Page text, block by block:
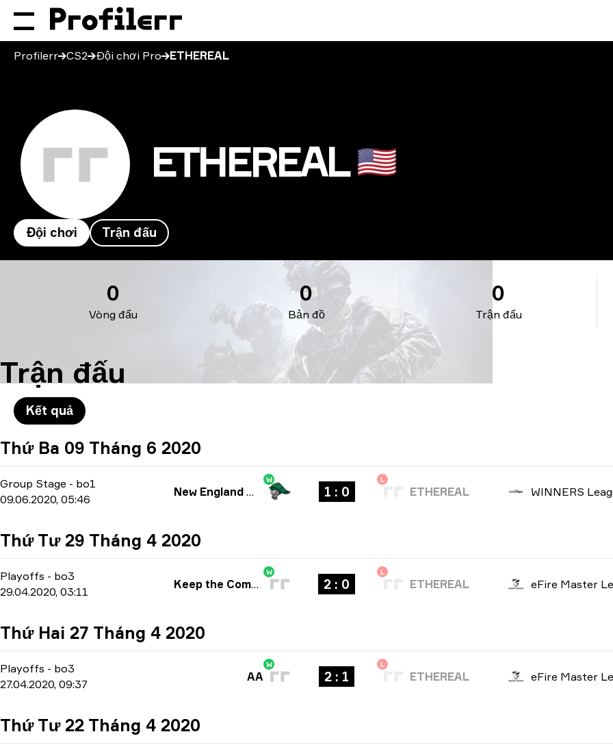
Profilerr CS2 Đội chơi Pro ETHEREAL
ETHEREAL 🇺🇸
Đội chơi Trận đấu
Vòng đấu
0
Bản đồ
0
Trận đấu
0
Trận đấu
Kết quả
Thứ Ba 09 Tháng 6 2020
Group Stage - bo1
09.06.2020, 05:46
W
New England Whalers 1 : 0
L
ETHEREAL
Thứ Tư 29 Tháng 4 2020
Playoffs - bo3
29.04.2020, 03:11
W
Keep the Comms Up 2 : 0
L
ETHEREAL
Thứ Hai 27 Tháng 4 2020
Playoffs - bo3
27.04.2020, 09:37
W
AA 2 : 1
L
ETHEREAL
Thứ Tư 22 Tháng 4 2020